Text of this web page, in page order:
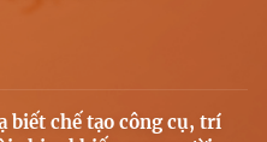
biết chế tạo công cụ, trí